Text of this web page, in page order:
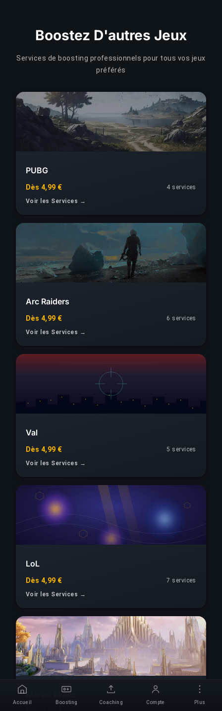
Boostez D'autres Jeux
Services de boosting professionnels pour tous vos jeux
préférés
PUBG
Dès 4,99 €
4 services
Voir les Services →
Arc Raiders
Dès 4,99 €
6 services
Voir les Services →
Val
Dès 4,99 €
5 services
Voir les Services →
LoL
Dès 4,99 €
7 services
Voir les Services →
Marvel Rivals
Accueil Boosting Coaching Compte Plus